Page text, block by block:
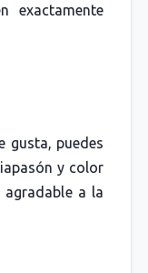
exactamente
gusta, puedes
y color
a la